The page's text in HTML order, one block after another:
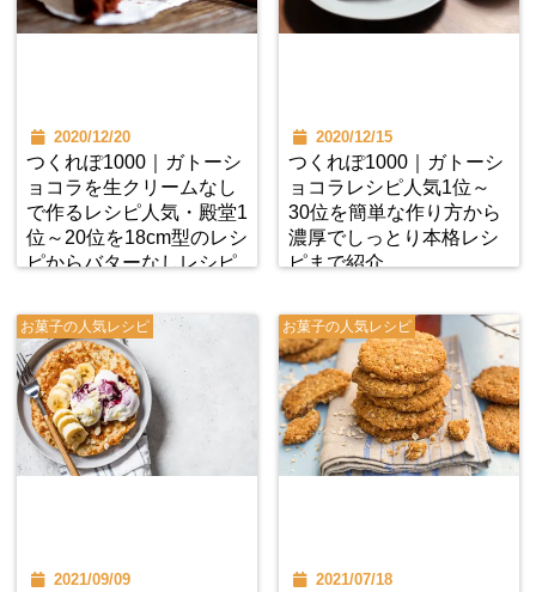
2020/12/20
つくれぽ1000｜ガトーシ
ョコラを生クリームなし
で作るレシピ人気・殿堂1
位～20位を18cm型のレシ
ピからバターなしレシピ
2020/12/15
つくれぽ1000｜ガトーシ
ョコラレシピ人気1位～
30位を簡単な作り方から
濃厚でしっとり本格レシ
ピまで紹介
お菓子の人気レシピ
2021/09/09
お菓子の人気レシピ
2021/07/18